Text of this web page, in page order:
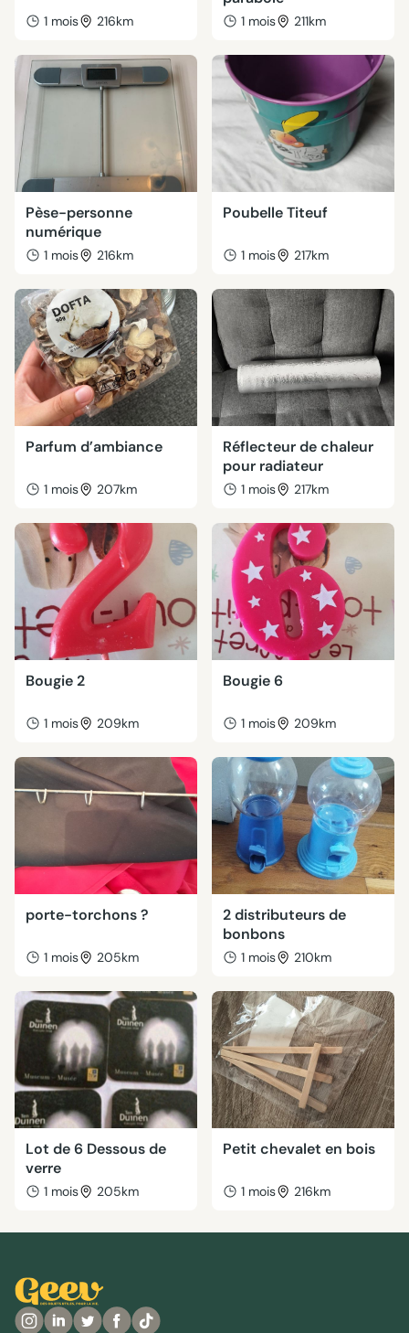
1 mois 216km 1 mois 211km
Pèse-personne
numérique
1 mois 216km
Poubelle Titeuf
1 mois 217km
Parfum d’ambiance
1 mois 207km
Réflecteur de chaleur
pour radiateur
1 mois 217km
Bougie 2
1 mois 209km
Bougie 6
1 mois 209km
porte-torchons ?
1 mois 205km
2 distributeurs de
bonbons
1 mois 210km
Lot de 6 Dessous de
verre
1 mois 205km
Petit chevalet en bois
1 mois 216km